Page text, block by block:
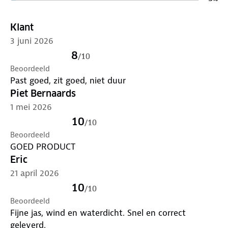
bestemming aan.
Klant
3 juni 2026
8/10
Beoordeeld
Past goed, zit goed, niet duur
Piet Bernaards
1 mei 2026
10/10
Beoordeeld
GOED PRODUCT
Eric
21 april 2026
10/10
Beoordeeld
Fijne jas, wind en waterdicht. Snel en correct
geleverd.